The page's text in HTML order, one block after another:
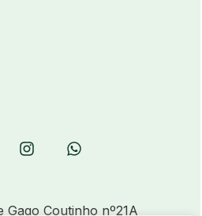
Gago Coutinho nº21A